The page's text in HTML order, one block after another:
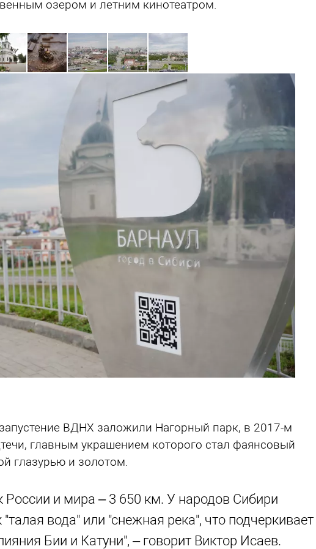
озером и летним кинотеатром.
ВДНХ заложили Нагорный парк, в 2017-м
главным украшением которого стал фаянсовый
глазурью и золотом.
России и мира – 3 650 км. У народов Сибири
вода" или "снежная река", что подчеркивает
Бии и Катуни", – говорит Виктор Исаев.